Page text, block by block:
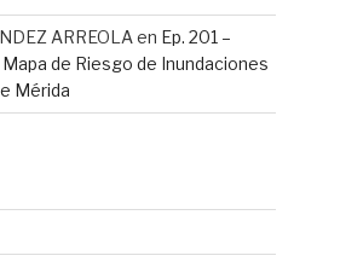
ARREOLAen Ep. 201 –
de Riesgo de Inundaciones
Mérida